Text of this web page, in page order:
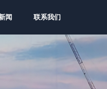
闻 联系我们